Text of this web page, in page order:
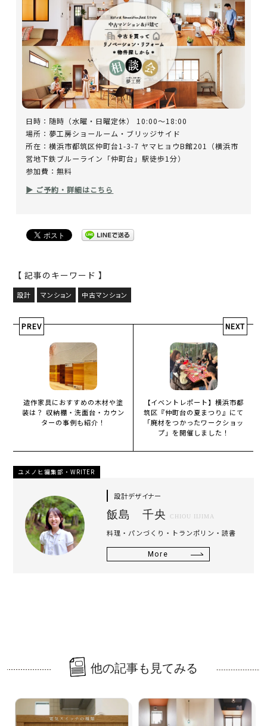
日時：随時（水曜・日曜定休） 10:00～18:00
場所：夢工房ショールーム・ブリッジサイド
所在：横浜市都筑区仲町台1-3-7 ヤマヒョウB館201（横浜市
営地下鉄ブルーライン「仲町台」駅徒歩1分）
参加費：無料
▶ ご予約・詳細はこちら
【 記事のキーワード 】
設計 マンション 中古マンション
PREV
造作家具におすすめの木材や塗
装は？ 収納棚・洗面台・カウン
ターの事例も紹介！
NEXT
【イベントレポート】横浜市都
筑区『仲町台の夏まつり』にて
「廃材をつかったワークショッ
プ」を開催しました！
ユメノヒ編集部・WRITER
設計デザイナー
飯島 千央 CHIOU IIJIMA
料理・パンづくり・トランポリン・読書
More
他の記事も見てみる